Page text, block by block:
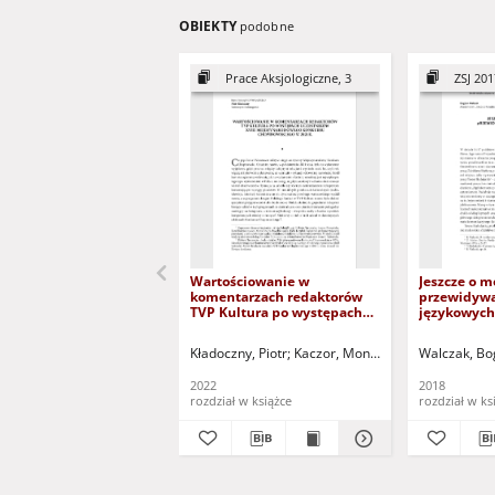
OBIEKTY podobne
Prace Aksjologiczne, 3
Wartościowanie w
komentarzach redaktorów
TVP Kultura po występach
Konkursu Chopinowskiego w
comments of the editors of
TVP Kultura after the
participants of the XVIII
International Chopin
Kładoczny, Piotr Kaczor, Monika - red. nauk.
2022
rozdział w książce
ZSJ
Jeszcze o
Walczak,
2018
rozdział w